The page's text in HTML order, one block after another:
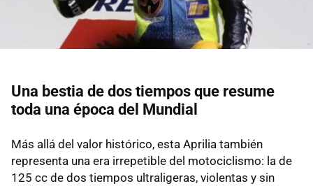
Una bestia de dos tiempos que resume
toda una época del Mundial
Más allá del valor histórico, esta Aprilia también
representa una era irrepetible del motociclismo: la de
125 cc de dos tiempos ultraligeras, violentas y sin